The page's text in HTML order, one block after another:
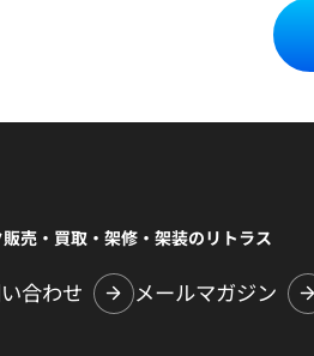
売・買取・架修・架装のリトラス
合わせ メールマガジン